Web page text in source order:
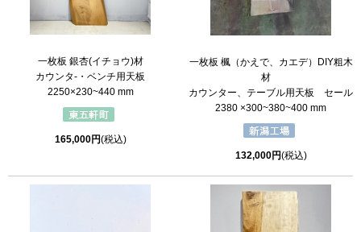
一枚板 銀杏(イチョウ)材
カウンタ-・ベンチ用天板
2250×230~440 mm
165,000円(税込)
一枚板 楓（かえで、カエデ）DIY粗木
材
カウンター、テーブル用天板 セール
2380 ×300~380~400 mm
132,000円(税込)